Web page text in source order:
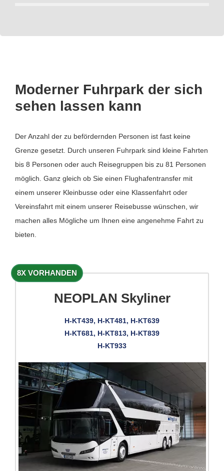
Moderner Fuhrpark der sich
sehen lassen kann
Der Anzahl der zu befördernden Personen ist fast keine
Grenze gesetzt. Durch unseren Fuhrpark sind kleine Fahrten
bis 8 Personen oder auch Reisegruppen bis zu 81 Personen
möglich. Ganz gleich ob Sie einen Flughafentransfer mit
einem unserer Kleinbusse oder eine Klassenfahrt oder
Vereinsfahrt mit einem unserer Reisebusse wünschen, wir
machen alles Mögliche um Ihnen eine angenehme Fahrt zu
bieten.
8X VORHANDEN
NEOPLAN Skyliner
H-KT439, H-KT481, H-KT639
H-KT681, H-KT813, H-KT839
H-KT933